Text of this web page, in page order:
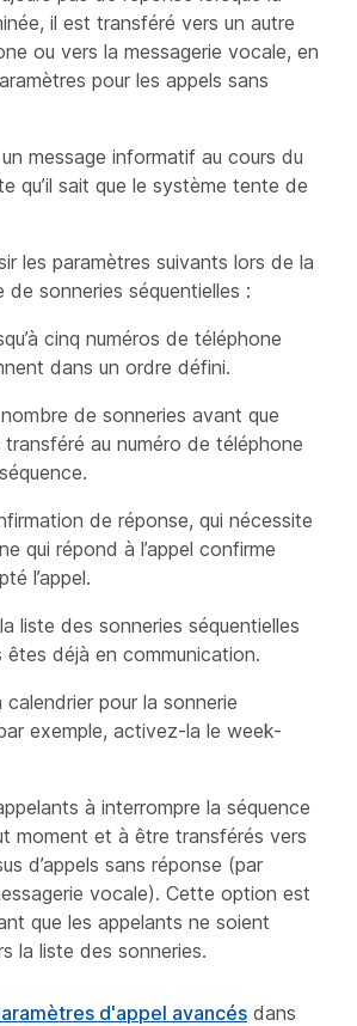
il est transféré vers un autre
ou vers la messagerie vocale, en
pour les appels sans
message informatif au cours du
qu’il sait que le système tente de
les paramètres suivants lors de la
de sonneries séquentielles :
cinq numéros de téléphone
dans un ordre défini.
de sonneries avant que
transféré au numéro de téléphone
de réponse, qui nécessite
qui répond à l’appel confirme
l’appel.
liste des sonneries séquentielles
êtes déjà en communication.
calendrier pour la sonnerie
exemple, activez-la le week-
à interrompre la séquence
moment et à être transférés vers
d’appels sans réponse (par
vocale). Cette option est
que les appelants ne soient
la liste des sonneries.
d'appel avancés dans